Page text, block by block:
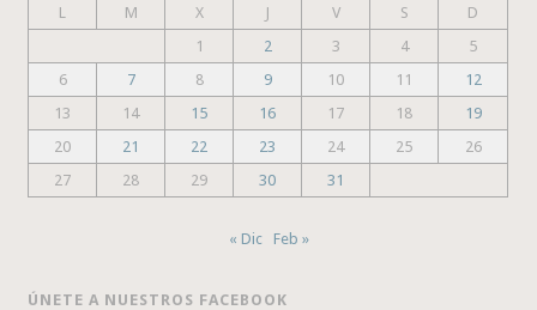
L
M X J V S
D
1
2 3 4
5
6
7 8 9 10 11
12
13
14 15 16 17 18
19
20
21 22 23 24 25
26
27
28 29 30 31
« Dic Feb »
ÚNETE A NUESTROS FACEBOOK